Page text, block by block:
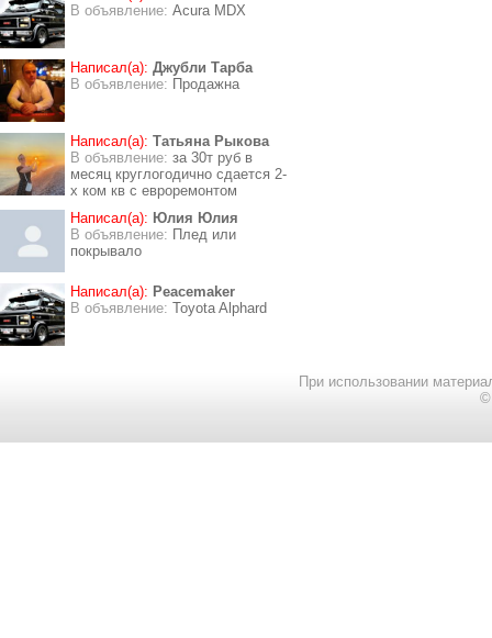
В объявление: Acura MDX
Написал(а): Джубли Тарба
В объявление: Продажна
Написал(а): Татьяна Рыкова
В объявление: за 30т руб в
месяц круглогодично сдается 2-
х ком кв с евроремонтом
Написал(а): Юлия Юлия
В объявление: Плед или
покрывало
Написал(а): Peacemaker
В объявление: Toyota Alphard
При использовании